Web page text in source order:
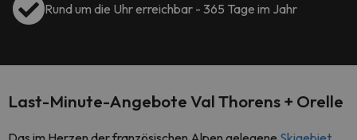
Rund um die Uhr erreichbar - 365 Tage im Jahr
Last-Minute-Angebote Val Thorens + Orelle